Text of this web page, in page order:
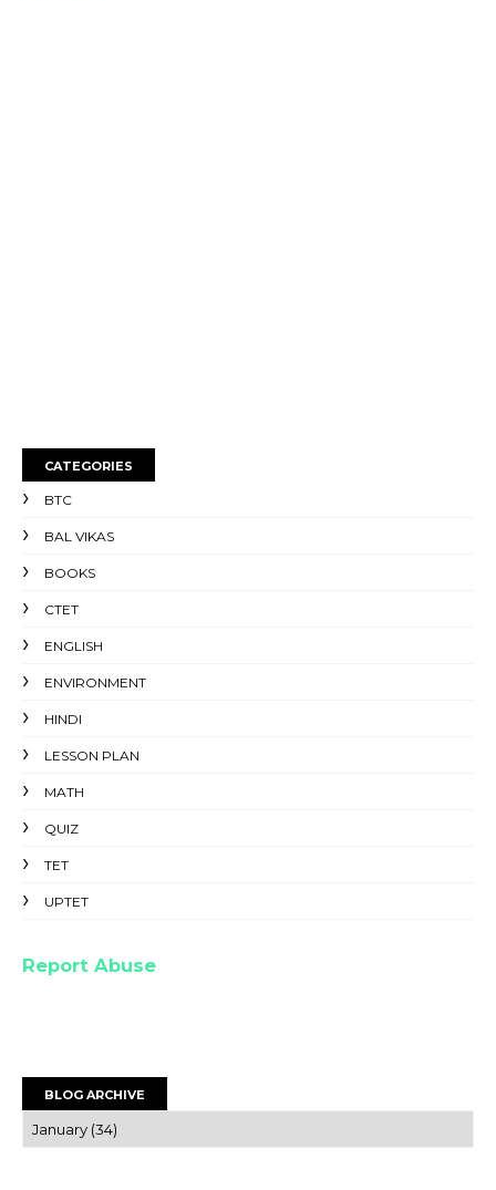
CATEGORIES
BTC
BAL VIKAS
BOOKS
CTET
ENGLISH
ENVIRONMENT
HINDI
LESSON PLAN
MATH
QUIZ
TET
UPTET
Report Abuse
BLOG ARCHIVE